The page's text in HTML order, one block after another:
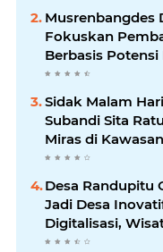
Musrenbangdes
Fokuskan
Berbasis Potensi
Optimistis Meski
Efisiensi
Sidak Malam
Subandi Sita
Miras di
Sidoarjo
Desa Randupitu
Jadi Desa
Digitalisasi,
Ketahanan